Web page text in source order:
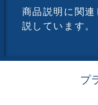
商品説明に関
説しています。
プ